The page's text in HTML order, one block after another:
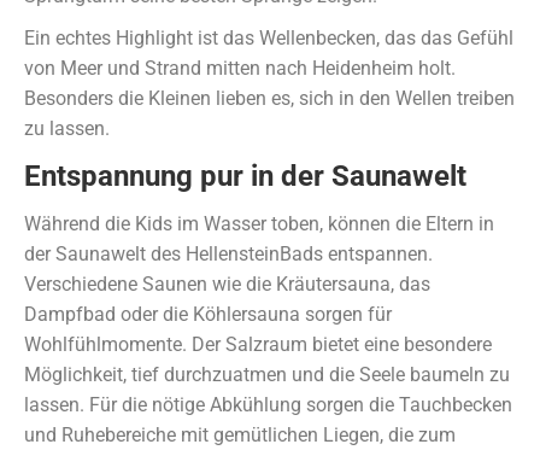
Ein echtes Highlight ist das Wellenbecken, das das Gefühl
von Meer und Strand mitten nach Heidenheim holt.
Besonders die Kleinen lieben es, sich in den Wellen treiben
zu lassen.
Entspannung pur in der Saunawelt
Während die Kids im Wasser toben, können die Eltern in
der Saunawelt des HellensteinBads entspannen.
Verschiedene Saunen wie die Kräutersauna, das
Dampfbad oder die Köhlersauna sorgen für
Wohlfühlmomente. Der Salzraum bietet eine besondere
Möglichkeit, tief durchzuatmen und die Seele baumeln zu
lassen. Für die nötige Abkühlung sorgen die Tauchbecken
und Ruhebereiche mit gemütlichen Liegen, die zum